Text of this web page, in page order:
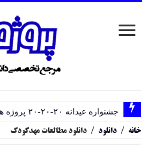
جشنواره عیدانه ۲۰-۲۰-۲۰ پروژه ها
خانه / دانلود / دانلود مطالعات مهدکودک